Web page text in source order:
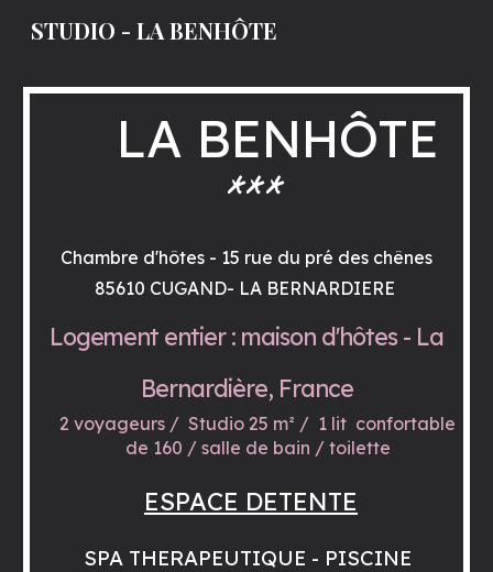
Skip to main content
STUDIO - LA BENHÔTE
LA BENHÔTE
***
Chambre d'hôtes - 15 rue du pré des chênes
85610 CUGAND- LA BERNARDIERE
Logement entier : maison d'hôtes - La
Bernardière, France
2 voyageurs / Studio 25 m² / 1 lit confortable
de 160 / salle de bain / toilette
ESPACE DETENTE
SPA THERAPEUTIQUE - PISCINE